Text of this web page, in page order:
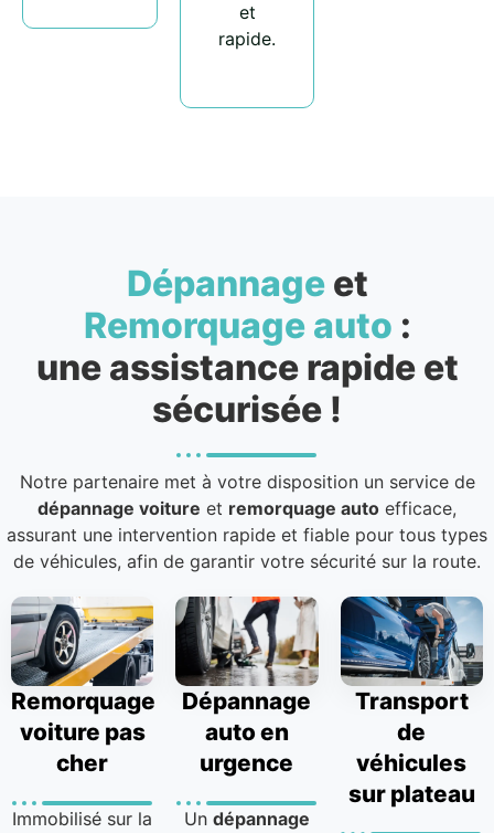
et
rapide.
Dépannageet
Remorquage auto :
une assistance rapide et
sécurisée !
Notre partenaire met à votre disposition un service de
dépannage voiture et remorquage auto efficace,
assurant une intervention rapide et fiable pour tous types
de véhicules, afin de garantir votre sécurité sur la route.
Remorquage
voiture pas
cher
Immobilisé sur la
Dépannage
auto en
urgence
Un dépannage
Transport
de
véhicules
sur plateau